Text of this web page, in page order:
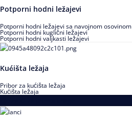
Potporni hodni ležajevi
Potporni hodni ležajevi sa navojnom osovinom
Potporni hodni kuglični ležajevi
Potporni hodni valjkasti ležajevi
Kućišta ležaja
Pribor za kućišta ležaja
Kućišta ležaja